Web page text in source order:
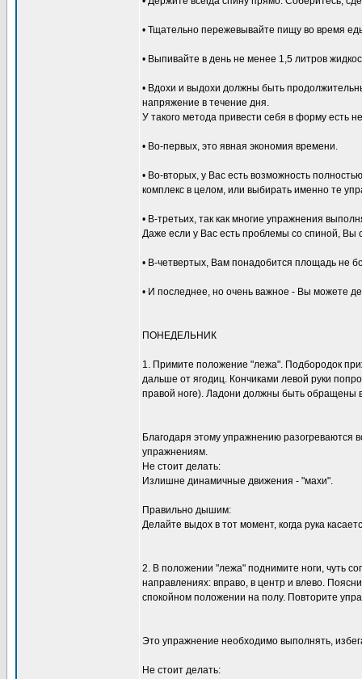
• Тщательно пережевывайте пищу во время
• Выпивайте в день не менее 1,5 литров
• Вдохи и выдохи должны быть
напряжение в течение дня.
У такого метода привести себя в форму есть
• Во-первых, это явная экономия времени.
• Во-вторых, у Вас есть возможность
комплекс в целом, или выбирать именно те
• В-третьих, так как многие упражнения
Даже если у Вас есть проблемы со спиной,
• В-четвертых, Вам понадобится площадь не
• И последнее, но очень важное - Вы можете
ПОНЕДЕЛЬНИК
1. Примите положение "лежа". Подбородок
дальше от ягодиц. Кончиками левой руки
правой ноге). Ладони должны быть обращены
Благодаря этому упражнению
упражнениям.
Не стоит делать:
Излишне динамичные движения - "махи".
Правильно дышим:
Делайте выдох в тот момент, когда рука
2. В положении "лежа" поднимите ноги, чуть
направлениях: вправо, в центр и влево.
спокойном положении на полу. Повторите
Это упражнение необходимо выполнять,
Не стоит делать: